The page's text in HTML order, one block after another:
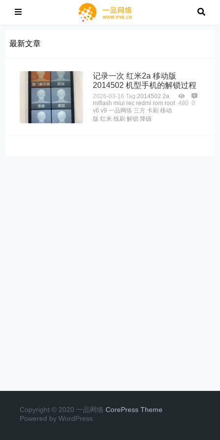
最新文章
记录一次 红米2a 移动版
2014502 机型手机的解锁过程
2026-03-16 Tag:2014502 2a
miflash miui rec redmi rom root
v6 v9 一品网络 三方 卡刷 移动
版 红米 线刷 解锁 降级
480 0
Copyright © 2020 一品网络 CorePress Theme
Powered by WordPress